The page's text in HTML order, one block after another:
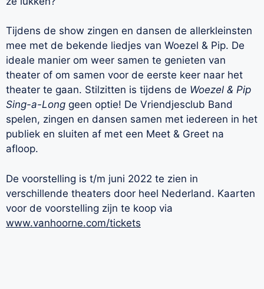
Tijdens de show zingen en dansen de allerkleinsten
mee met de bekende liedjes van Woezel & Pip. De
ideale manier om weer samen te genieten van
theater of om samen voor de eerste keer naar het
theater te gaan. Stilzitten is tijdens de Woezel & Pip
Sing-a-Long geen optie! De Vriendjesclub Band
spelen, zingen en dansen samen met iedereen in het
publiek en sluiten af met een Meet & Greet na
afloop.
De voorstelling is t/m juni 2022 te zien in
verschillende theaters door heel Nederland. Kaarten
voor de voorstelling zijn te koop via
www.vanhoorne.com/tickets